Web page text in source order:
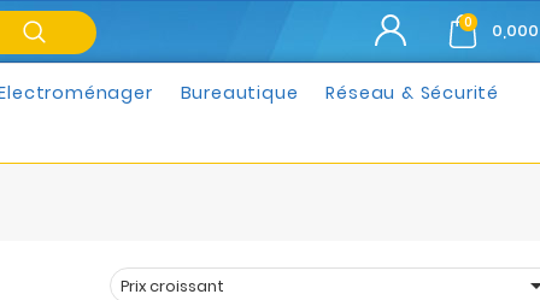
0
Bureautique Réseau & Sécurité
Prix croissant